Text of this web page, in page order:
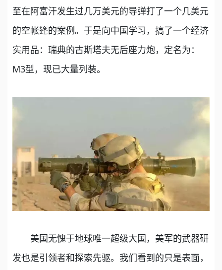
至在阿富汗发生过几万美元的导弹打了一个几美元
的空帐篷的案例。于是向中国学习，搞了一个经济
实用品：瑞典的古斯塔夫无后座力炮，定名为：
M3型，现已大量列装。
美国无愧于地球唯一超级大国，美军的武器研
发也是引领者和探索先驱。我们看到的只是表面，